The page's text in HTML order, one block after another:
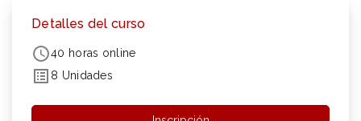
Detalles del curso
40 horas online
8 Unidades